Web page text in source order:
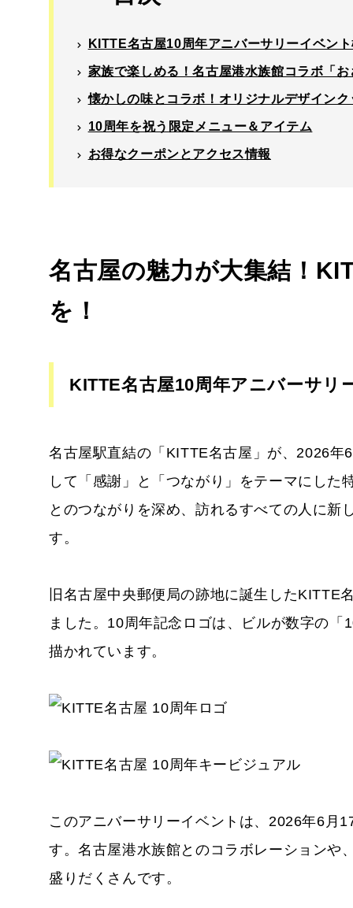
KITTE名古屋10周年アニバーサリーイベン
家族で楽しめる！名古屋港水族館コラボ「
懐かしの味とコラボ！オリジナルデザイン
10周年を祝う限定メニュー＆アイテム
お得なクーポンとアクセス情報
名古屋の魅力が大集結！
を！
KITTE名古屋10周年アニバーサリ
名古屋駅直結の「KITTE名古屋」が、2026
して「感謝」と「つながり」をテーマにし
とのつながりを深め、訪れるすべての人に新
す。
旧名古屋中央郵便局の跡地に誕生した
ました。10周年記念ロゴは、ビルが数字の
描かれています。
このアニバーサリーイベントは、2026年6月
す。名古屋港水族館とのコラボレーションや
盛りだくさんです。